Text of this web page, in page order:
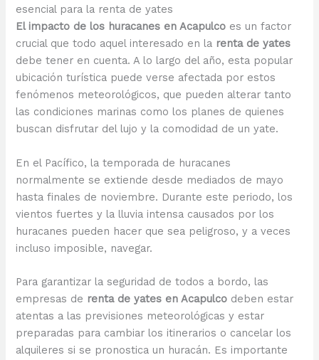
esencial para la renta de yates
El impacto de los huracanes en Acapulco es un factor
crucial que todo aquel interesado en la renta de yates
debe tener en cuenta. A lo largo del año, esta popular
ubicación turística puede verse afectada por estos
fenómenos meteorológicos, que pueden alterar tanto
las condiciones marinas como los planes de quienes
buscan disfrutar del lujo y la comodidad de un yate.
En el Pacífico, la temporada de huracanes
normalmente se extiende desde mediados de mayo
hasta finales de noviembre. Durante este periodo, los
vientos fuertes y la lluvia intensa causados por los
huracanes pueden hacer que sea peligroso, y a veces
incluso imposible, navegar.
Para garantizar la seguridad de todos a bordo, las
empresas de renta de yates en Acapulco deben estar
atentas a las previsiones meteorológicas y estar
preparadas para cambiar los itinerarios o cancelar los
alquileres si se pronostica un huracán. Es importante